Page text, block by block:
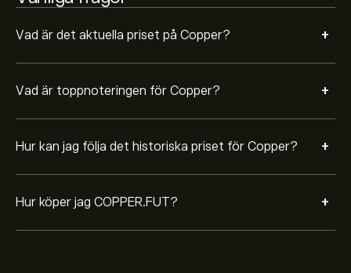
Vad är det aktuella priset på Copper? +
Vad är toppnoteringen för Copper? +
Hur kan jag följa det historiska priset för Copper? +
Hur köper jag COPPER.FUT? +